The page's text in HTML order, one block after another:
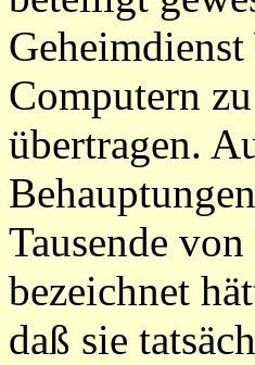
Computern
übertragen.
Tausende
bezeichnet
daß sie